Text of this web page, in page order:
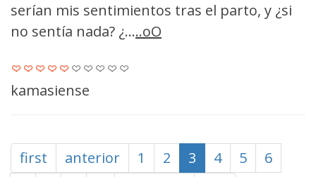
serían mis sentimientos tras el parto, y ¿si
no sentía nada? ¿.....oO
kamasiense
first anterior 1 2 3 4 5
6